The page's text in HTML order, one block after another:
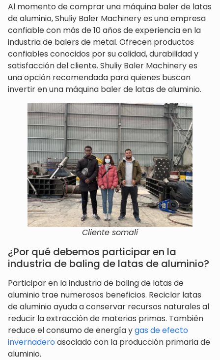
Al momento de comprar una máquina baler de latas
de aluminio, Shuliy Baler Machinery es una empresa
confiable con más de 10 años de experiencia en la
industria de balers de metal. Ofrecen productos
confiables conocidos por su calidad, durabilidad y
satisfacción del cliente. Shuliy Baler Machinery es
una opción recomendada para quienes buscan
invertir en una máquina baler de latas de aluminio.
Cliente somalí
¿Por qué debemos participar en la
industria de baling de latas de aluminio?
Participar en la industria de baling de latas de
aluminio trae numerosos beneficios. Reciclar latas
de aluminio ayuda a conservar recursos naturales al
reducir la extracción de materias primas. También
reduce el consumo de energía ygas de efecto
invernaderoasociado con la producción primaria de
aluminio.